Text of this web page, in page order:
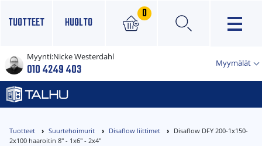
TUOTTEET HUOLTO
0
×
Myynti:Nicke Westerdahl
010 4249 403 Myymälät
Tuotteet Suurtehoimurit Disaflow liittimet
Disaflow DFY 200-1x150-
2x100 haaroitin 8" - 1x6" - 2x4"